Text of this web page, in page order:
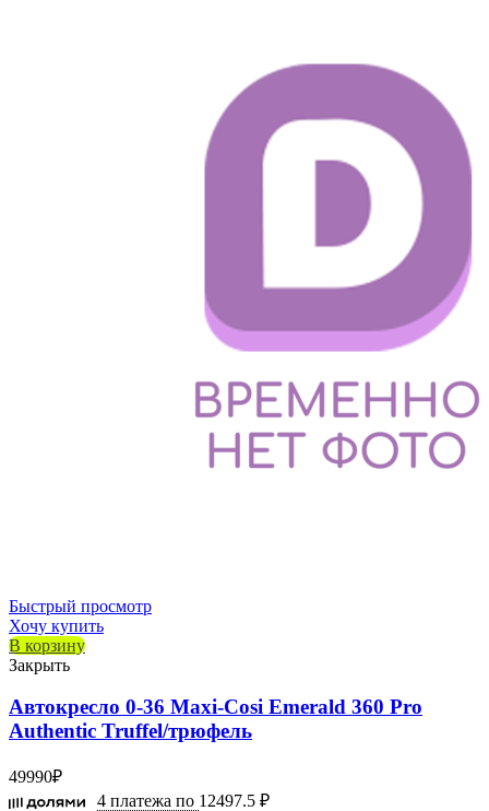
Быстрый просмотр
Хочу купить
В корзину
Закрыть
Автокресло 0-36 Maxi-Cosi Emerald 360 Pro
Authentic Truffel/трюфель
49990₽
4 платежа по 12497.5 ₽